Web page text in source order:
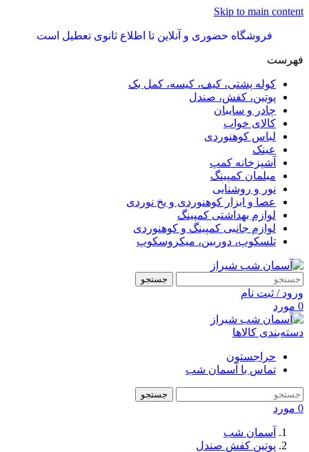
Skip to main content
فروشگاه حضوری و آنلاین تا اطلاع ثانوی تعطیل است
فهرست
کوله پشتی، کیف، کیسه، کمل بک
پوتین، کفش، صندل
چادر و سایبان
کالای خواب
لباس کوهنوردی
عینک
آشپزخانه کمپ
مبلمان کمپینگ
نور و روشنایی
عصا و ابزار کوهنوردی و یخ نوردی
لوازم بهداشتی کمپینگ
لوازم جانبی کمپینگ و کوهنوردی
تلسکوپ، دوربین، میکروسکوپ
جستجو
ورود / ثبت نام
0 مورد
دسته‌بندی کالاها
حراجستون
تماس با آسمان شب
جستجو
0 مورد
آسمان شب
پوتین کفش صندل